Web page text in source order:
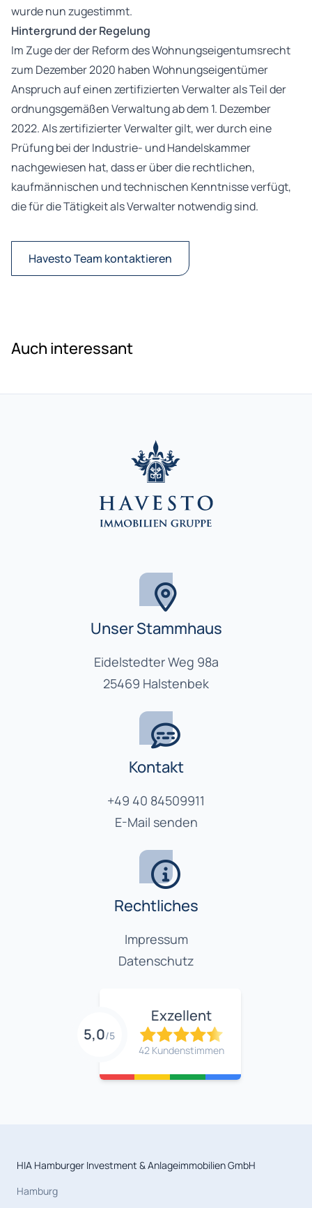
wurde nun zugestimmt.
Hintergrund der Regelung
Im Zuge der der Reform des Wohnungseigentumsrecht
zum Dezember 2020 haben Wohnungseigentümer
Anspruch auf einen zertifizierten Verwalter als Teil der
ordnungsgemäßen Verwaltung ab dem 1. Dezember
2022. Als zertifizierter Verwalter gilt, wer durch eine
Prüfung bei der Industrie- und Handelskammer
nachgewiesen hat, dass er über die rechtlichen,
kaufmännischen und technischen Kenntnisse verfügt,
die für die Tätigkeit als Verwalter notwendig sind.
Havesto Team kontaktieren
Auch interessant
Unser Stammhaus
Eidelstedter Weg 98a
25469 Halstenbek
Kontakt
+49 40 84509911
E-Mail senden
Rechtliches
Impressum
Datenschutz
5,0/5
Exzellent
42 Kundenstimmen
HIA Hamburger Investment & Anlageimmobilien GmbH
Hamburg